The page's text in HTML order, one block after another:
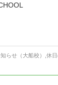
らせ（大船校） 休日